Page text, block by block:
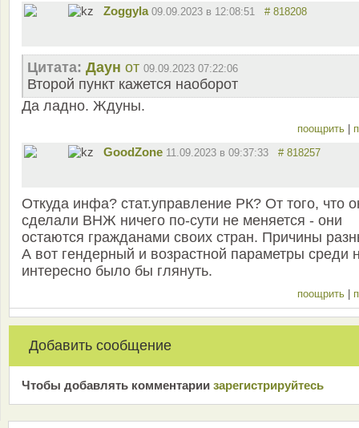
Zoggyla 09.09.2023 в 12:08:51 # 818208
Цитата: Даун от 09.09.2023 07:22:06
Второй пункт кажется наоборот
Да ладно. Ждуны.
поощрить
GoodZone 11.09.2023 в 09:37:33 # 818257
Откуда инфа? стат.управление РК? От того, что
сделали ВНЖ ничего по-сути не меняется - они
остаются гражданами своих стран. Причины
А вот гендерный и возрастной параметры среди
интересно было бы глянуть.
поощрить
Добавить сообщение
Чтобы добавлять комментарии зарeгиcтрирyйтeсь